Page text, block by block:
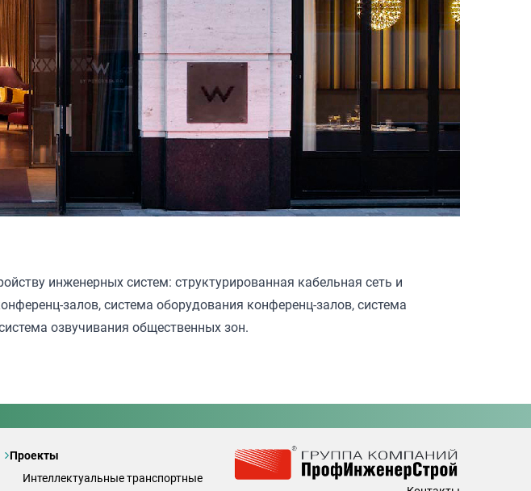
инженерных систем: структурированная кабельная сеть и
залов, система оборудования конференц-залов, система
озвучивания общественных зон.
Проекты
Интеллектуальные транспортные